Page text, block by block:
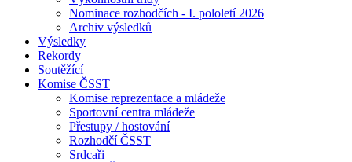
Nominace rozhodčích - I. pololetí 2026
Archiv výsledků
Výsledky
Rekordy
Soutěžící
Komise ČSST
Komise reprezentace a mládeže
Sportovní centra mládeže
Přestupy / hostování
Rozhodčí ČSST
Srdcaři